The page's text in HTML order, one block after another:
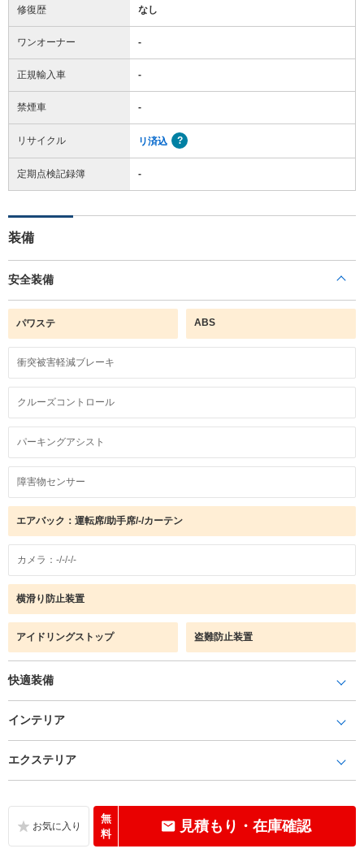
修復歴 なし
ワンオーナー -
正規輸入車 -
禁煙車 -
リサイクル リ済込
定期点検記録簿 -
装備
安全装備
パワステ ABS
衝突被害軽減ブレーキ
クルーズコントロール
パーキングアシスト
障害物センサー
エアバック：運転席/助手席/-/カーテン
カメラ：-/-/-/-
横滑り防止装置
アイドリングストップ 盗難防止装置
快適装備
インテリア
エクステリア
無
料
見積もり・在庫確認